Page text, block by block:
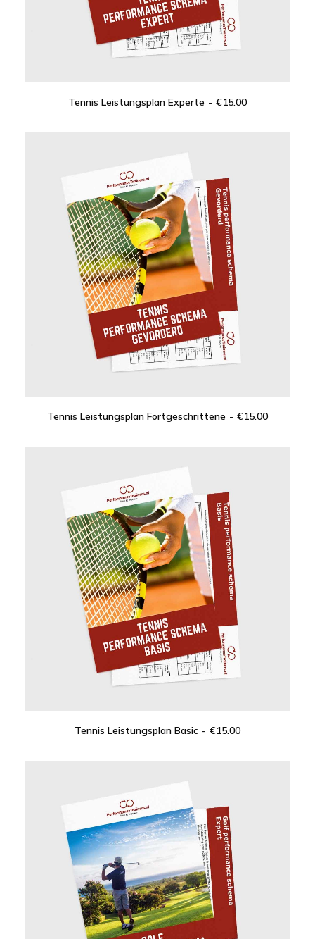
IN DEN WARENKORB
Tennis Leistungsplan Experte €15.00
IN DEN WARENKORB
Tennis Leistungsplan Fortgeschrittene €15.00
IN DEN WARENKORB
Tennis Leistungsplan Basic €15.00